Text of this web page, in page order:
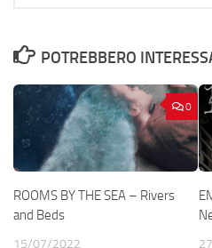
POTREBBERO
0
ROOMS BY THE SEA – Rivers
and Beds
15/07/2022